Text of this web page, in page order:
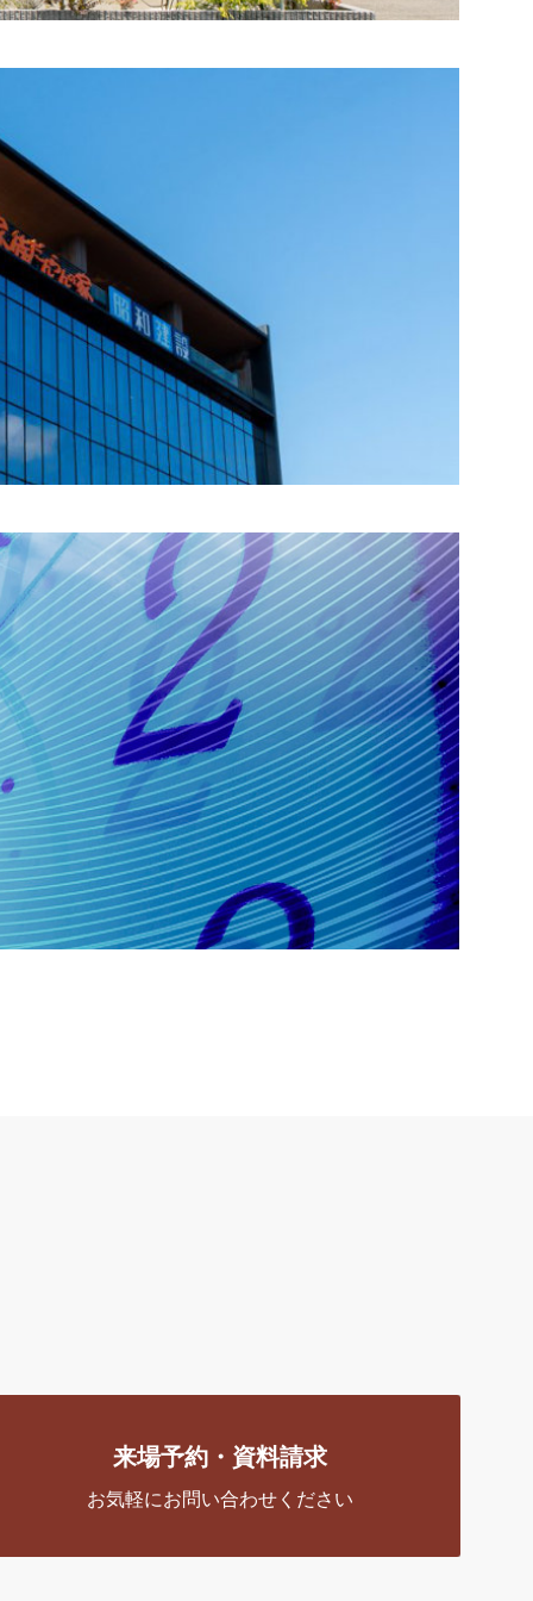
来場予約・資料請求
お気軽にお問い合わせください